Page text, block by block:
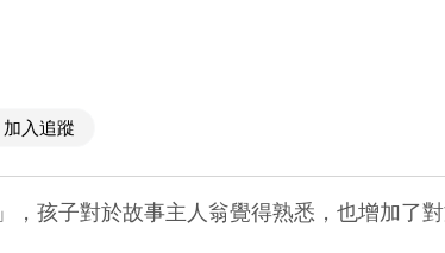
加入追蹤
孩子對於故事主人翁覺得熟悉，也增加了